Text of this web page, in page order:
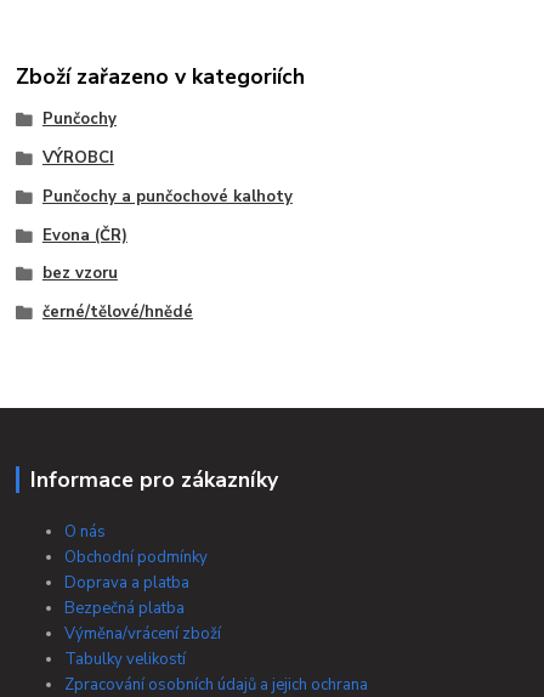
Zboží zařazeno v kategoriích
Punčochy
VÝROBCI
Punčochy a punčochové kalhoty
Evona (ČR)
bez vzoru
černé/tělové/hnědé
Informace pro zákazníky
O nás
Obchodní podmínky
Doprava a platba
Bezpečná platba
Výměna/vrácení zboží
Tabulky velikostí
Zpracování osobních údajů a jejich ochrana